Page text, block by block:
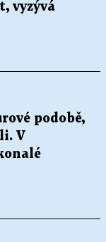
vyzývá
podobě,
V